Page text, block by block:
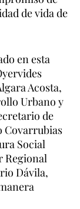
de vida de
en esta
Acosta,
Urbano y
de
Covarrubias
Social
Regional
Dávila,